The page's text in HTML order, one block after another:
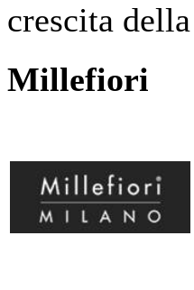
crescita
Millefiori